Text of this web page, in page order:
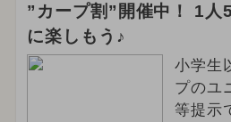
2026年4月のイベント
2024年4月のイベント
”カープ割”開催中！ 1人
に楽しもう♪
小学生
プのユ
等提示